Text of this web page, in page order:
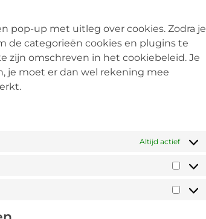
pop-up met uitleg over cookies. Zodra je
de categorieën cookies en plugins te
zijn omschreven in het cookiebeleid. Je
je moet er dan wel rekening mee
Altijd actief